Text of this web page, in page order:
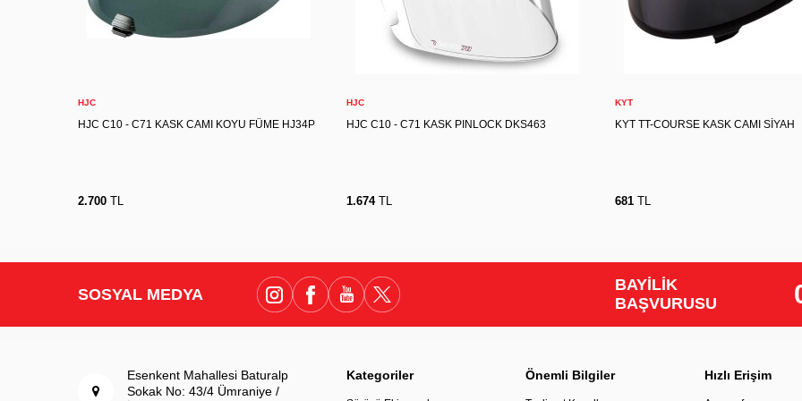
HJC
HJC C10 - C71 KASK CAMI KOYU FÜME HJ34P
2.700 TL
HJC
HJC C10 - C71 KASK PINLOCK DKS463
1.674TL
KYT
KYT TT-COURSE KASK CAMI SİYAH
681 TL
SOSYAL MEDYA
BAYİLİK
BAŞVURUSU
Esenkent Mahallesi Baturalp
Sokak No: 43/4 Ümraniye /
Kategoriler Önemli Bilgiler Hızlı Erişim